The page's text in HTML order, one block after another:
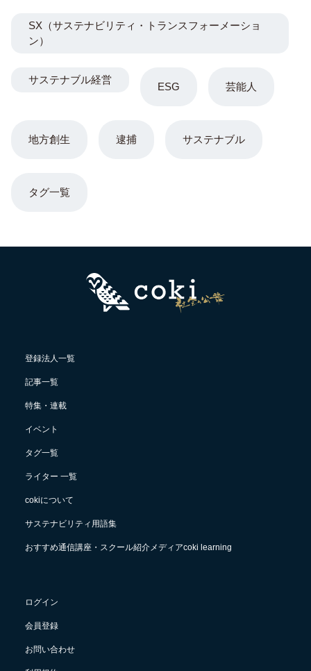
ESG 芸能人
地方創生 逮捕 サステナブル
SX（サステナビリティ・トランスフォーメーショ
ン）
サステナブル経営
タグ一覧
登録法人一覧
記事一覧
特集・連載
イベント
タグ一覧
ライター 一覧
cokiについて
サステナビリティ用語集
おすすめ通信講座・スクール紹介メディアcoki learning
ログイン
会員登録
お問い合わせ